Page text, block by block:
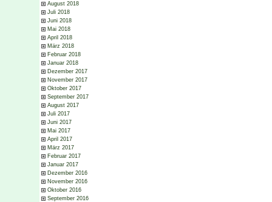
August 2018
Juli 2018
Juni 2018
Mai 2018
April 2018
März 2018
Februar 2018
Januar 2018
Dezember 2017
November 2017
Oktober 2017
September 2017
August 2017
Juli 2017
Juni 2017
Mai 2017
April 2017
März 2017
Februar 2017
Januar 2017
Dezember 2016
November 2016
Oktober 2016
September 2016